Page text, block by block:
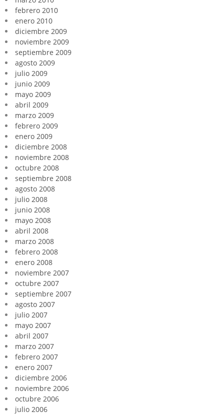
febrero 2010
enero 2010
diciembre 2009
noviembre 2009
septiembre 2009
agosto 2009
julio 2009
junio 2009
mayo 2009
abril 2009
marzo 2009
febrero 2009
enero 2009
diciembre 2008
noviembre 2008
octubre 2008
septiembre 2008
agosto 2008
julio 2008
junio 2008
mayo 2008
abril 2008
marzo 2008
febrero 2008
enero 2008
noviembre 2007
octubre 2007
septiembre 2007
agosto 2007
julio 2007
mayo 2007
abril 2007
marzo 2007
febrero 2007
enero 2007
diciembre 2006
noviembre 2006
octubre 2006
julio 2006